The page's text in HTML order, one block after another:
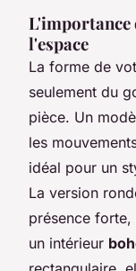
L'importance
l'espace
La forme de
seulement du
pièce. Un
les
idéal pour un
La version
présence
un intérieur